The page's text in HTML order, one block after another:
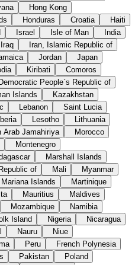
Hong Kong
Honduras Croatia
Haiti
Israel Isle of Man
India
Iraq
Iran, Islamic Republic of
Jordan
Japan
Kiribati
Comoros
People`s Republic of
Islands
Kazakhstan
Lebanon
Saint Lucia
Lesotho
Lithuania
Arab Jamahiriya
Morocco
Montenegro
Marshall Islands
of
Mali
Myanmar
Mariana Islands
Martinique
Mauritius
Maldives
Mozambique
Namibia
Island Nigeria
Nicaragua
Nauru
Niue
Peru
French Polynesia
Pakistan
Poland